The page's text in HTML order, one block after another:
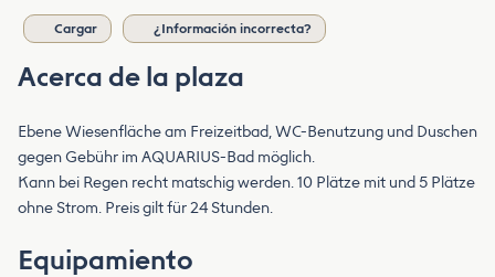
Cargar ¿Información incorrecta?
Acerca de la plaza
Ebene Wiesenfläche am Freizeitbad, WC-Benutzung und Duschen
gegen Gebühr im AQUARIUS-Bad möglich.
Kann bei Regen recht matschig werden. 10 Plätze mit und 5 Plätze
ohne Strom. Preis gilt für 24 Stunden.
Equipamiento